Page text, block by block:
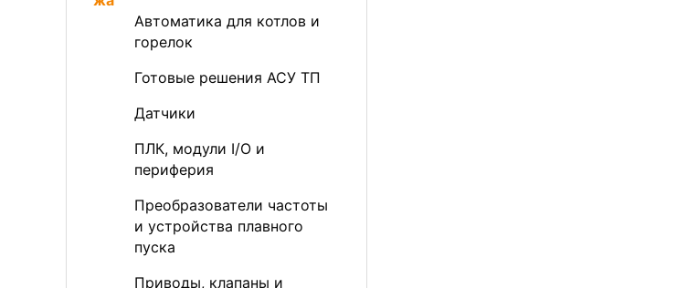
Автоматика для котлов и
горелок
Готовые решения АСУ ТП
Датчики
ПЛК, модули I/O и
периферия
Преобразователи частоты
и устройства плавного
пуска
Приводы, клапаны и